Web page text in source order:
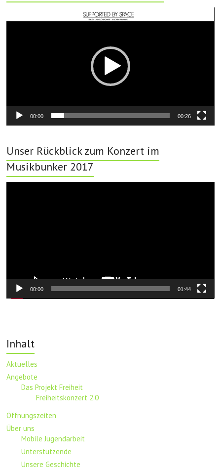
Player
00:00 00:26
Unser Rückblick zum Konzert im
Musikbunker 2017
00:00 01:44
Inhalt
Aktuelles
Angebote
Das Projekt Freiheit
Freiheitskonzert 2.0
Öffnungszeiten
Über uns
Mobile Jugendarbeit
Unterstützende
Unsere Geschichte